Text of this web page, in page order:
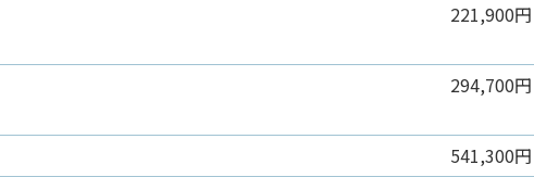
221,900円
294,700円
541,300円